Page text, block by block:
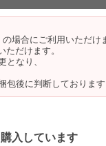
場合にご利用いただけ
だけます。
となり、
後に判断しております
入しています